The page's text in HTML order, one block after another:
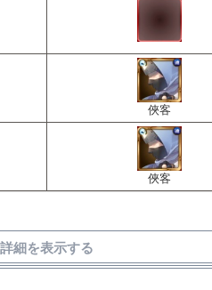
俠客
俠客
詳細を表示する